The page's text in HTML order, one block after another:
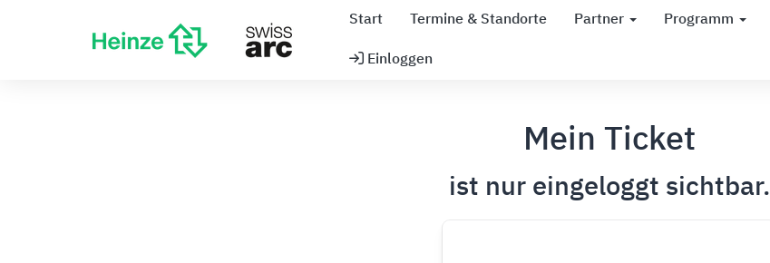
Start Termine & Standorte Partner Programm
Einloggen
Mein Ticket
ist nur eingeloggt sichtbar.